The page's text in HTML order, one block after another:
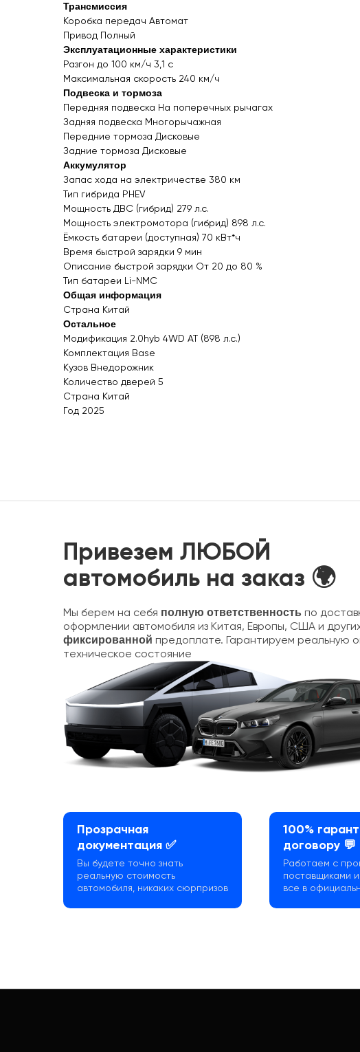
Трансмиссия
Коробка передач Автомат
Привод Полный
Эксплуатационные характеристики
Разгон до 100 км/ч 3,1 с
Максимальная скорость 240 км/ч
Подвеска и тормоза
Передняя подвеска На поперечных рычагах
Задняя подвеска Многорычажная
Передние тормоза Дисковые
Задние тормоза Дисковые
Аккумулятор
Запас хода на электричестве 380 км
Тип гибрида PHEV
Мощность ДВС (гибрид) 279 л.с.
Мощность электромотора (гибрид) 898 л.с.
Ёмкость батареи (доступная) 70 кВт*ч
Время быстрой зарядки 9 мин
Описание быстрой зарядки От 20 до 80 %
Тип батареи Li-NMC
Общая информация
Страна Китай
Остальное
Модификация 2.0hyb 4WD AT (898 л.с.)
Комплектация Base
Кузов Внедорожник
Количество дверей 5
Страна Китай
Год 2025
Привезем ЛЮБОЙ
автомобиль на заказ 🌍
Мы берем на себя полную ответственность по
оформлении автомобиля из Китая, Европы, США и
фиксированной предоплате. Гарантируем реальную
техническое состояние
Прозрачная
документация ✅
Вы будете точно знать
реальную стоимость
автомобиля, никаких сюрпризов
100%
договору 💬
Работаем с
поставщиками
все в